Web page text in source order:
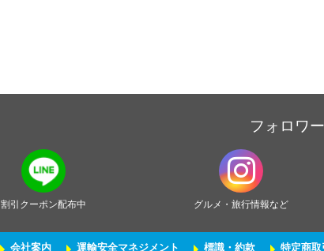
フォロワ
割引クーポン配布中 グルメ・旅行情報など
会社案内 運輸安全マネジメント 標識・約款 特定商取